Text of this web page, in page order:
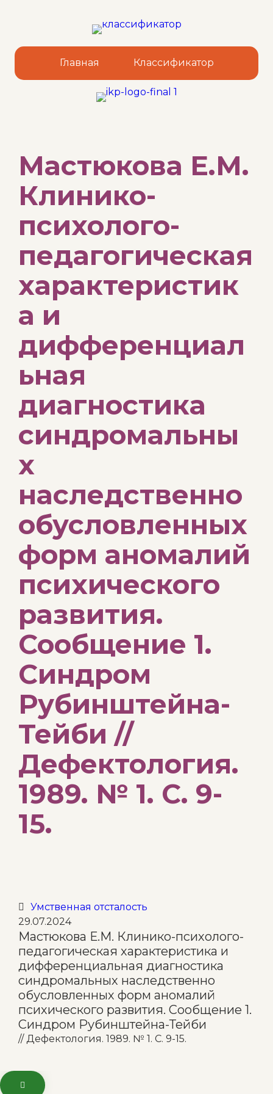
Главная Классификатор
Мастюкова Е.М.
Клинико-
психолого-
педагогическая
характеристик
а и
дифференциал
ьная
диагностика
синдромальны
х
наследственно
обусловленных
форм аномалий
психического
развития.
Сообщение 1.
Синдром
Рубинштейна-
Тейби //
Дефектология.
1989. № 1. С. 9-
15.
 Category
Умственная отсталость
29.07.2024
Мастюкова Е.М. Клинико-психолого-
педагогическая характеристика и
дифференциальная диагностика
синдромальных наследственно
обусловленных форм аномалий
психического развития. Сообщение 1.
Синдром Рубинштейна-Тейби
// Дефектология. 1989. № 1. С. 9-15.
